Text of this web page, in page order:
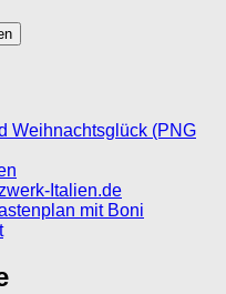
Weihnachtsglück (PNG
Italien.de
mit Boni